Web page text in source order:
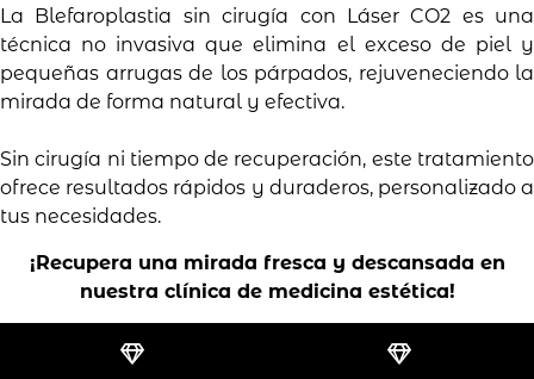
La Blefaroplastia sin cirugía con Láser CO2 es una
técnica no invasiva que elimina el exceso de piel y
pequeñas arrugas de los párpados, rejuveneciendo la
mirada de forma natural y efectiva.
Sin cirugía ni tiempo de recuperación, este tratamiento
ofrece resultados rápidos y duraderos, personalizado a
tus necesidades.
¡Recupera una mirada fresca y descansada en
nuestra clínica de medicina estética!